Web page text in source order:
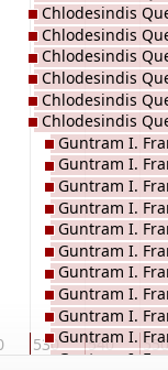
530 540 550
Chlodesindis
Chlodesindis
Chlodesindis
Chlodesindis
Chlodesindis
Chlodesindis
Guntram I.
Guntram I.
Guntram I.
Guntram I.
Guntram I.
Guntram I.
Guntram I.
Guntram I.
Guntram I.
Guntram I.
Guntram I.